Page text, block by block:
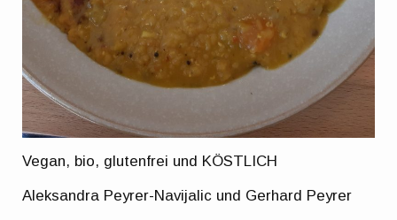
Vegan, bio, glutenfrei und KÖSTLICH
Aleksandra Peyrer-Navijalic und Gerhard Peyrer